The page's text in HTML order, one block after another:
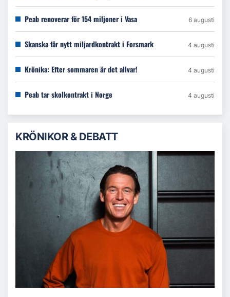
Peab renoverar för 154 miljoner i Vasa 6 augusti
Skanska får nytt miljardkontrakt i Forsmark 4 augusti
Krönika: Efter sommaren är det allvar! 4 augusti
Peab tar skolkontrakt i Norge 4 augusti
KRÖNIKOR & DEBATT